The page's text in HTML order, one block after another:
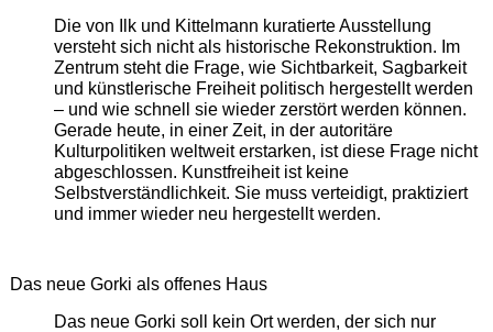
Die von Ilk und Kittelmann kuratierte Ausstellung
versteht sich nicht als historische Rekonstruktion. Im
Zentrum steht die Frage, wie Sichtbarkeit, Sagbarkeit
und künstlerische Freiheit politisch hergestellt werden
– und wie schnell sie wieder zerstört werden können.
Gerade heute, in einer Zeit, in der autoritäre
Kulturpolitiken weltweit erstarken, ist diese Frage nicht
abgeschlossen. Kunstfreiheit ist keine
Selbstverständlichkeit. Sie muss verteidigt, praktiziert
und immer wieder neu hergestellt werden.
Das neue Gorki als offenes Haus
Das neue Gorki soll kein Ort werden, der sich nur